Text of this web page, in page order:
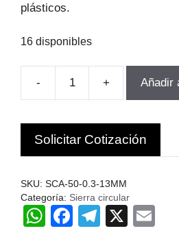
plásticos.
16 disponibles
-
SIERRA
HSS
DIN1838B
BRasil
cantidad
+ Añadir
Solicitar Cotización
SKU: SCA-50-0.3-13MM
Categoría: Sierra circular
W
F
T
X